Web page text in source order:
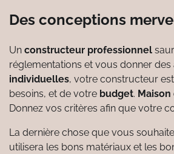
Des conceptions
Un constructeur professionnel
réglementations et vous donner
individuelles, votre constructeur
besoins, et de votre budget.
Donnez vos critères afin que votre
La dernière chose que vous
utilisera les bons matériaux et les